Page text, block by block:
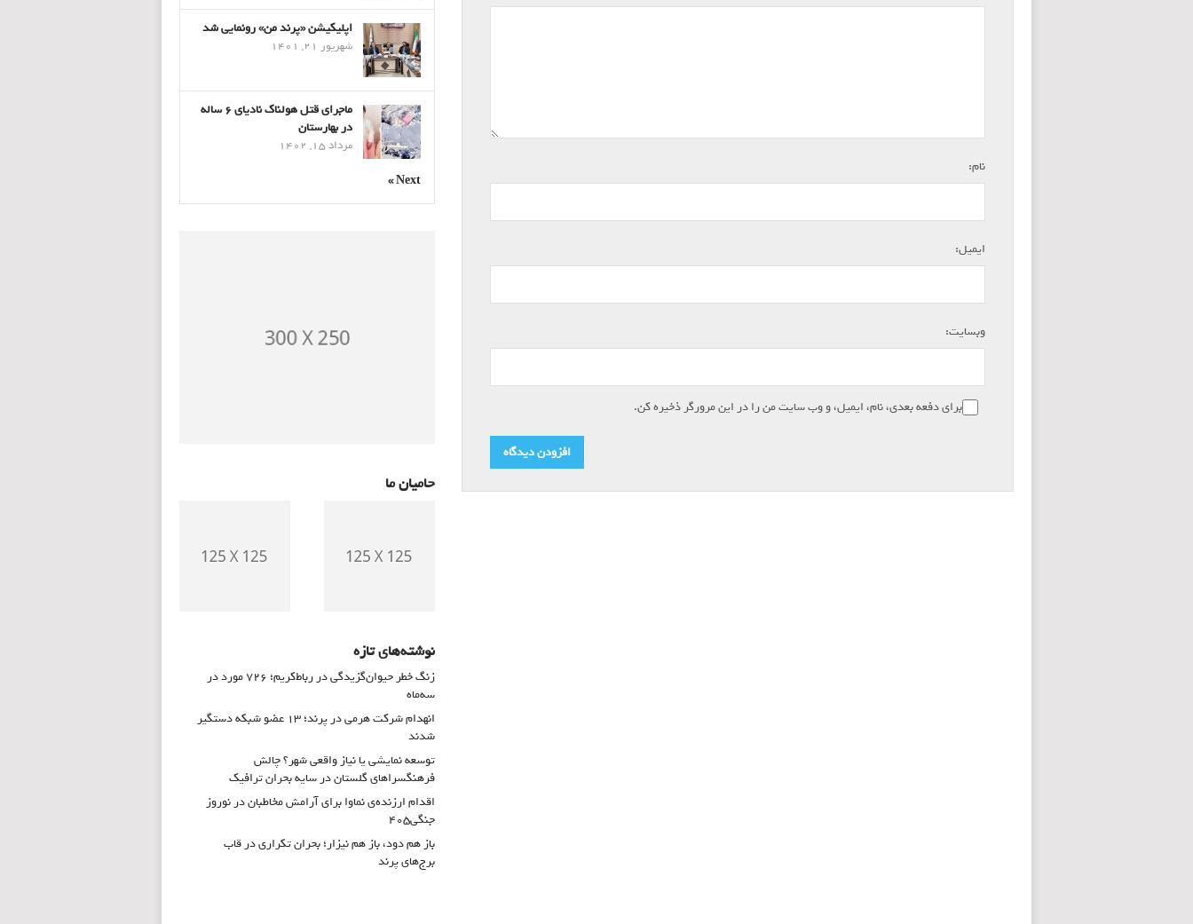
نام:
ایمیل:
وبسایت:
برای دفعه بعدی، نام، ایمیل، و وب سایت من را در این مرورگر ذخیره کن.
اپلیکیشن «پرند من» رونمایی شد
شهریور 21, 1401
ماجرای قتل هولناک نادیای ۶ ساله
در بهارستان
مرداد 15, 1402
Next »
حامیان ما
نوشته‌های تازه
زنگ خطر حیوان‌گزیدگی در رباط‌کریم؛ ۷۲۶ مورد در
سه‌ماه
انهدام شرکت هرمی در پرند؛ ۱۳ عضو شبکه دستگیر
شدند
توسعه نمایشی یا نیاز واقعی شهر؟ چالش
فرهنگسراهای گلستان در سایه بحران ترافیک
اقدام ارزنده‌ی نماوا برای آرامش مخاطبان در نوروز
جنگی۴۰۵
باز هم دود، باز هم نیزار؛ بحران تکراری در قاب
برج‌های پرند